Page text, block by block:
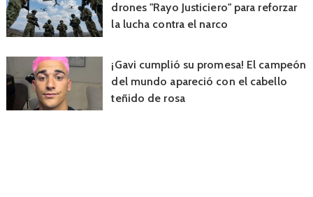
drones "Rayo Justiciero" para reforzar
la lucha contra el narco
¡Gavi cumplió su promesa! El campeón
del mundo apareció con el cabello
teñido de rosa